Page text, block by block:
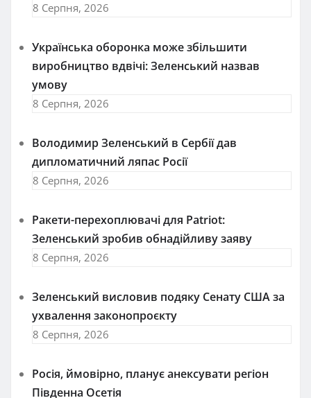
8 Серпня, 2026
Українська оборонка може збільшити
виробництво вдвічі: Зеленський назвав
умову
8 Серпня, 2026
Володимир Зеленський в Сербії дав
дипломатичний ляпас Росії
8 Серпня, 2026
Ракети-перехоплювачі для Patriot:
Зеленський зробив обнадійливу заяву
8 Серпня, 2026
Зеленський висловив подяку Сенату США за
ухвалення законопроєкту
8 Серпня, 2026
Росія, ймовірно, планує анексувати регіон
Південна Осетія